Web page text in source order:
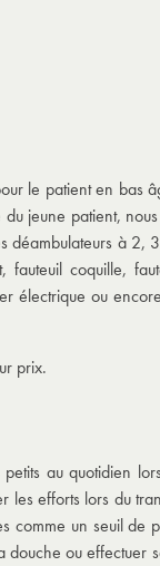
le patient en bas
jeune patient,
déambulateurs à 2,
fauteuil coquille,
électrique ou
prix.
au quotidien
les efforts lors du
comme un seuil de
douche ou effectuer